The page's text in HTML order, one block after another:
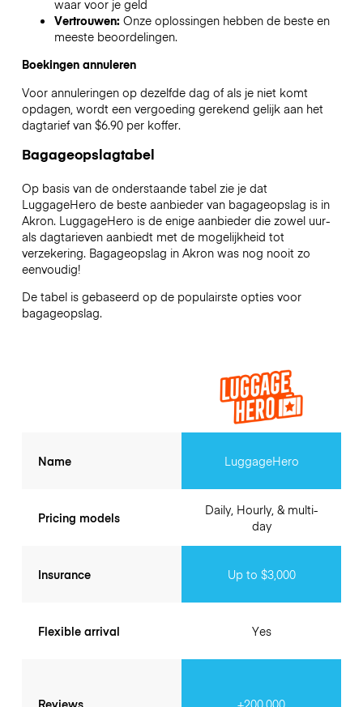
waar voor je geld
Vertrouwen: Onze oplossingen hebben de beste en
meeste beoordelingen.
Boekingen annuleren
Voor annuleringen op dezelfde dag of als je niet komt
opdagen, wordt een vergoeding gerekend gelijk aan het
dagtarief van $6.90 per koffer.
Bagageopslagtabel
Op basis van de onderstaande tabel zie je dat
LuggageHero de beste aanbieder van bagageopslag is in
Akron. LuggageHero is de enige aanbieder die zowel uur-
als dagtarieven aanbiedt met de mogelijkheid tot
verzekering. Bagageopslag in Akronwas nog nooit zo
eenvoudig!
De tabel is gebaseerd op de populairste opties voor
bagageopslag.
Name
Pricing models
Insurance
Flexible arrival
LuggageHero
Daily, Hourly, & multi-
day
Up to $3,000
Yes